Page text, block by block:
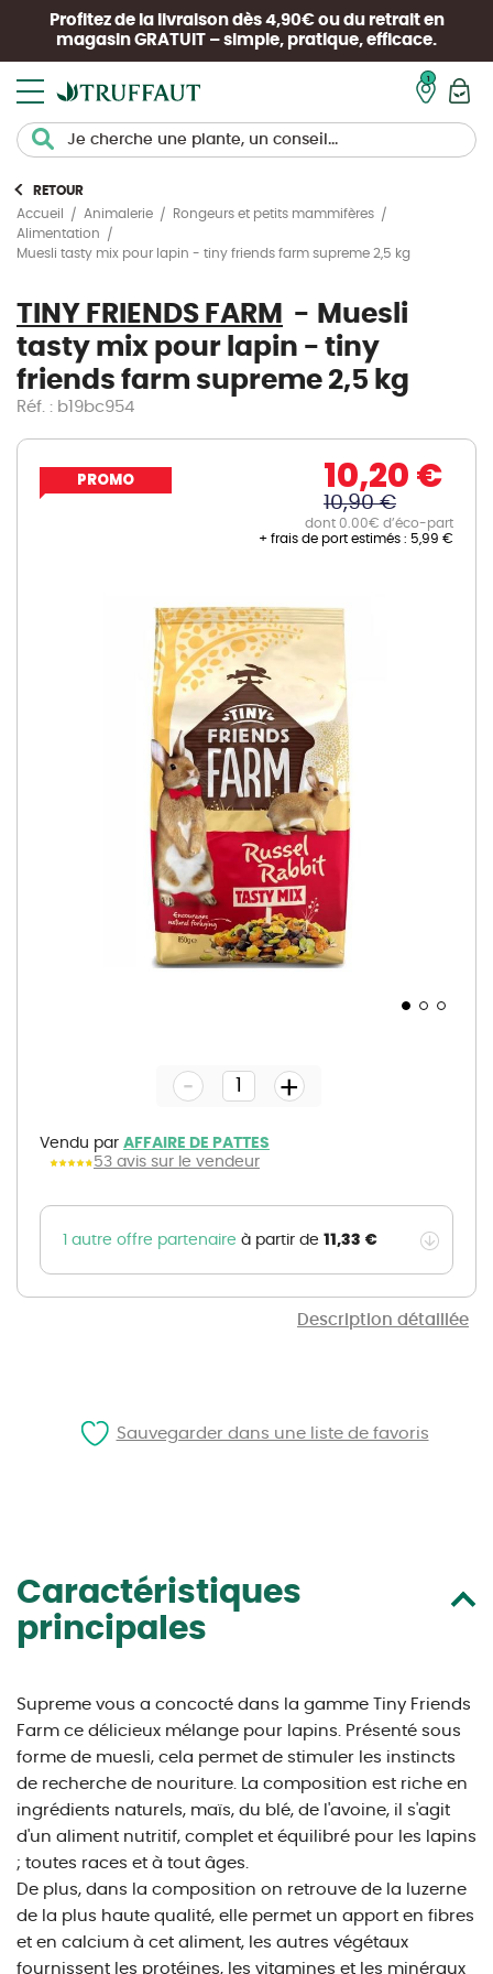
Profitez de la livraison dès 4,90€ ou du retrait en
magasin GRATUIT – simple, pratique, efficace.
RETOUR
Accueil
Animalerie
Rongeurs et petits mammifères
Alimentation
Muesli tasty mix pour lapin - tiny friends farm supreme 2,5 kg
TINY FRIENDS FARM
Muesli
tasty mix pour lapin - tiny
friends farm supreme 2,5 kg
Réf. : b19bc954
Description détaillée
PROMO 10,20 €
10,90 €
dont 0.00€ d’éco-part
+ frais de port estimés : 5,99 €
gallery
Vendu par AFFAIRE DE PATTES
53 avis sur le vendeur
- +
1 autre offre partenaire à partir de 11,33 €
Caractéristiques
principales
Supreme vous a concocté dans la gamme Tiny Friends
Farm ce délicieux mélange pour lapins. Présenté sous
forme de muesli, cela permet de stimuler les instincts
de recherche de nouriture. La composition est riche en
ingrédients naturels, maïs, du blé, de l'avoine, il s'agit
d'un aliment nutritif, complet et équilibré pour les lapins
; toutes races et à tout âges.
De plus, dans la composition on retrouve de la luzerne
de la plus haute qualité, elle permet un apport en fibres
et en calcium à cet aliment, les autres végétaux
fournissent les protéines, les vitamines et les minéraux
Sauvegarder dans une liste de favoris